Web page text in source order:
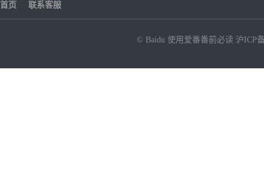
首页 联系客服
© Baidu 使用爱番番前必读 沪ICP